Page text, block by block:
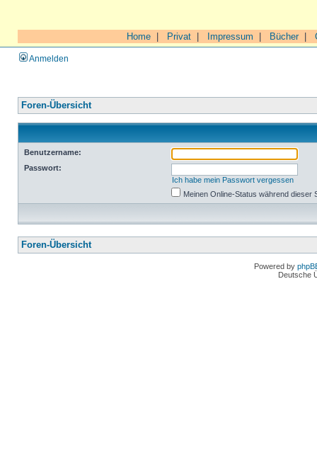
Home Privat Impressum Bücher|
Anmelden
Foren-Übersicht
Benutzername:
Passwort:
Ich habe mein Passwort vergessen
Meinen Online-Status während dieser
Foren-Übersicht
Powered by
Deutsche